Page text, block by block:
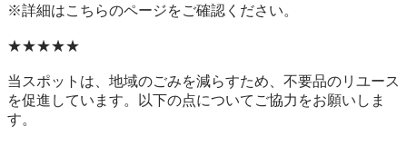
※詳細はこちらのページをご確認ください。
★★★★★
当スポットは、地域のごみを減らすため、不要品のリユース
を促進しています。以下の点についてご協力をお願いしま
す。